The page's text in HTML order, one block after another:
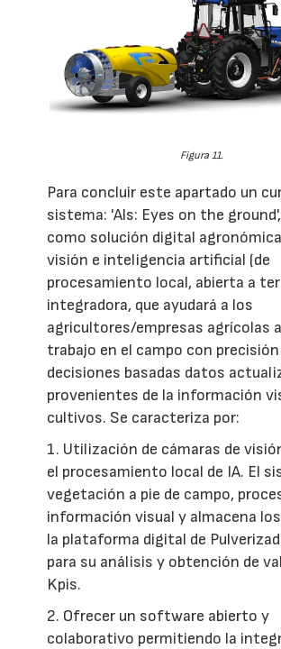
Figura 11.
Para concluir este apartado un
sistema: 'Als: Eyes on the
como solución digital
visión e inteligencia artificial (de
procesamiento local, abierta a
integradora, que ayudará a los
agricultores/empresas agrícolas
trabajo en el campo con
decisiones basadas datos
provenientes de la información
cultivos. Se caracteriza por:
1. Utilización de cámaras de
el procesamiento local de IA. El
vegetación a pie de campo,
información visual y almacena
la plataforma digital de
para su análisis y obtención de
Kpis.
2. Ofrecer un software abierto y
colaborativo permitiendo la